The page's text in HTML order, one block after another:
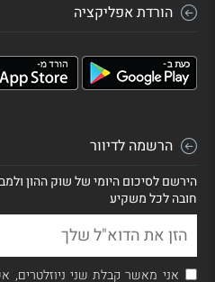
הורדת אפליקציה
הרשמה לדיוור
הירשם לסיכום היומי של שוק ההון
חובה לכל משקיע
אני מאשר קבלת שני